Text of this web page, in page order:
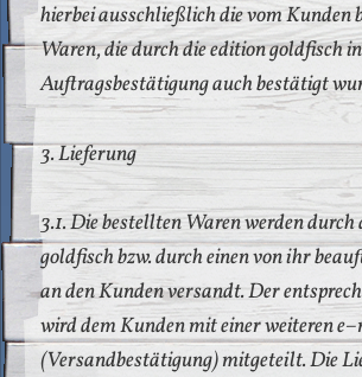
hierbei ausschließlich die vom Kunden
Waren, die durch die edition goldfisch
Auftragsbestätigung auch bestätigt
3. Lieferung
3.1. Die bestellten Waren werden
goldfisch bzw. durch einen von ihr
an den Kunden versandt. Der
wird dem Kunden mit einer weiteren
(Versandbestätigung) mitgeteilt. Die